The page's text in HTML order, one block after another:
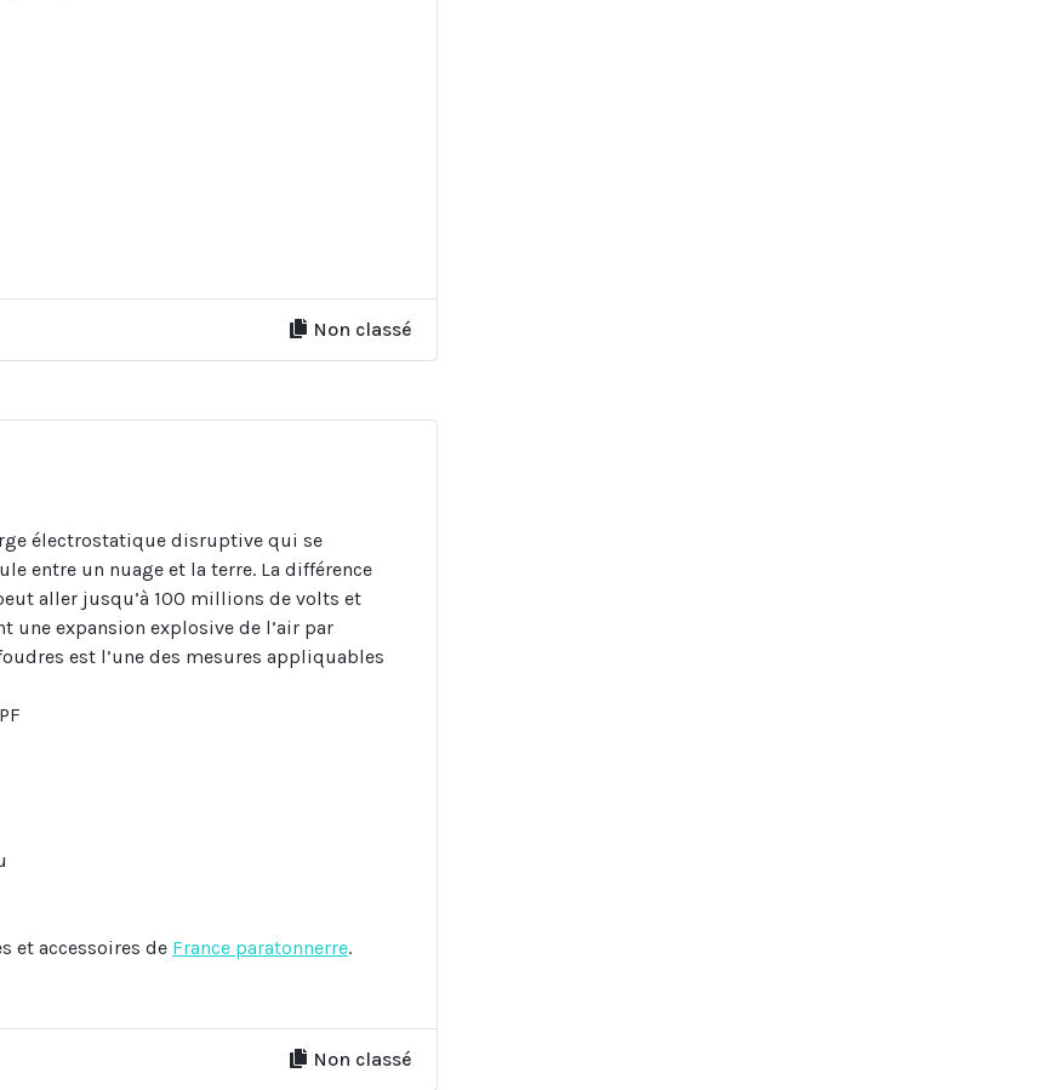
Non classé
électrostatique disruptive qui se
entre un nuage et la terre. La différence
aller jusqu’à 100 millions de volts et
une expansion explosive de l’air par
est l’une des mesures appliquables
et accessoires de France paratonnerre.
Non classé